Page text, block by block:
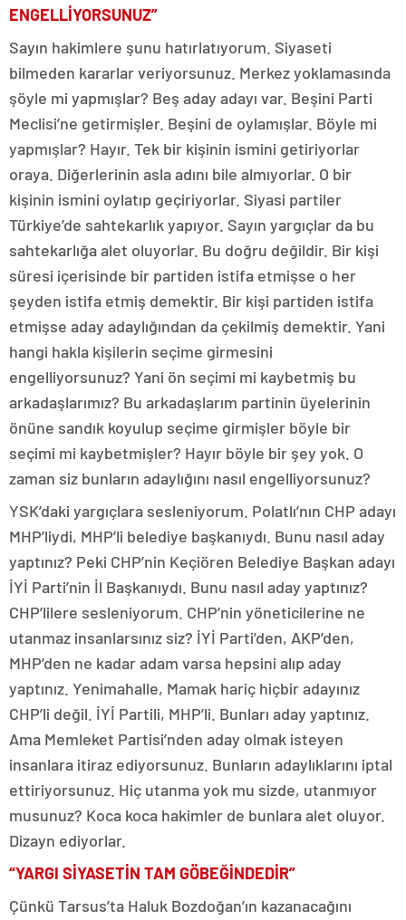
ENGELLİYORSUNUZ”
Sayın hakimlere şunu hatırlatıyorum. Siyaseti
bilmeden kararlar veriyorsunuz. Merkez yoklamasında
şöyle mi yapmışlar? Beş aday adayı var. Beşini Parti
Meclisi’ne getirmişler. Beşini de oylamışlar. Böyle mi
yapmışlar? Hayır. Tek bir kişinin ismini getiriyorlar
oraya. Diğerlerinin asla adını bile almıyorlar. O bir
kişinin ismini oylatıp geçiriyorlar. Siyasi partiler
Türkiye’de sahtekarlık yapıyor. Sayın yargıçlar da bu
sahtekarlığa alet oluyorlar. Bu doğru değildir. Bir kişi
süresi içerisinde bir partiden istifa etmişse o her
şeyden istifa etmiş demektir. Bir kişi partiden istifa
etmişse aday adaylığından da çekilmiş demektir. Yani
hangi hakla kişilerin seçime girmesini
engelliyorsunuz? Yani ön seçimi mi kaybetmiş bu
arkadaşlarımız? Bu arkadaşlarım partinin üyelerinin
önüne sandık koyulup seçime girmişler böyle bir
seçimi mi kaybetmişler? Hayır böyle bir şey yok. O
zaman siz bunların adaylığını nasıl engelliyorsunuz?
YSK’daki yargıçlara sesleniyorum. Polatlı’nın CHP adayı
MHP’liydi, MHP’li belediye başkanıydı. Bunu nasıl aday
yaptınız? Peki CHP’nin Keçiören Belediye Başkan adayı
İYİ Parti’nin İl Başkanıydı. Bunu nasıl aday yaptınız?
CHP’lilere sesleniyorum. CHP’nin yöneticilerine ne
utanmaz insanlarsınız siz? İYİ Parti’den, AKP’den,
MHP’den ne kadar adam varsa hepsini alıp aday
yaptınız. Yenimahalle, Mamak hariç hiçbir adayınız
CHP’li değil. İYİ Partili, MHP’li. Bunları aday yaptınız.
Ama Memleket Partisi’nden aday olmak isteyen
insanlara itiraz ediyorsunuz. Bunların adaylıklarını iptal
ettiriyorsunuz. Hiç utanma yok mu sizde, utanmıyor
musunuz? Koca koca hakimler de bunlara alet oluyor.
Dizayn ediyorlar.
“YARGI SİYASETİN TAM GÖBEĞİNDEDİR”
Çünkü Tarsus’ta Haluk Bozdoğan’ın kazanacağını